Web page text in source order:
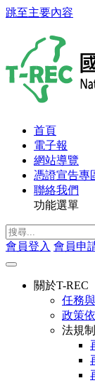
跳至主要內容
首頁
電子報
網站導覽
憑證宣告專
聯絡我們
功能選單
會員登入 會員申
關於T-REC
任務
政策
法規